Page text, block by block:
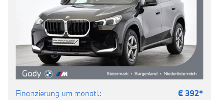
Finanzierung um monatl.: € 392*